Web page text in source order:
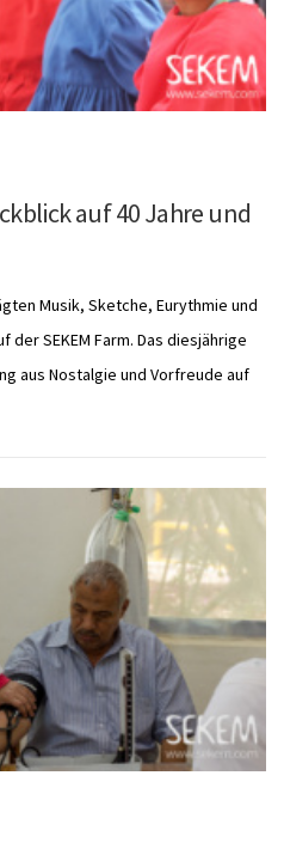
auf 40 Jahre und
Musik, Sketche, Eurythmie und
der SEKEM Farm. Das diesjährige
aus Nostalgie und Vorfreude auf